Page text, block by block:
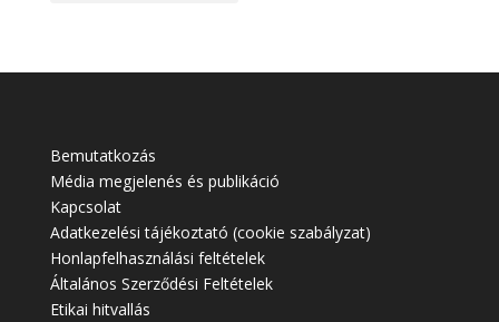
Bemutatkozás
Média megjelenés és publikáció
Kapcsolat
Adatkezelési tájékoztató (cookie szabályzat)
Honlapfelhasználási feltételek
Általános Szerződési Feltételek
Etikai hitvallás